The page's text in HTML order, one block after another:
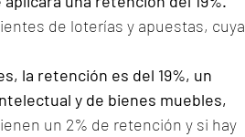
de loterías y apuestas, cuya
la retención es del 19%, un
y de bienes muebles,
un 2% de retención y si hay